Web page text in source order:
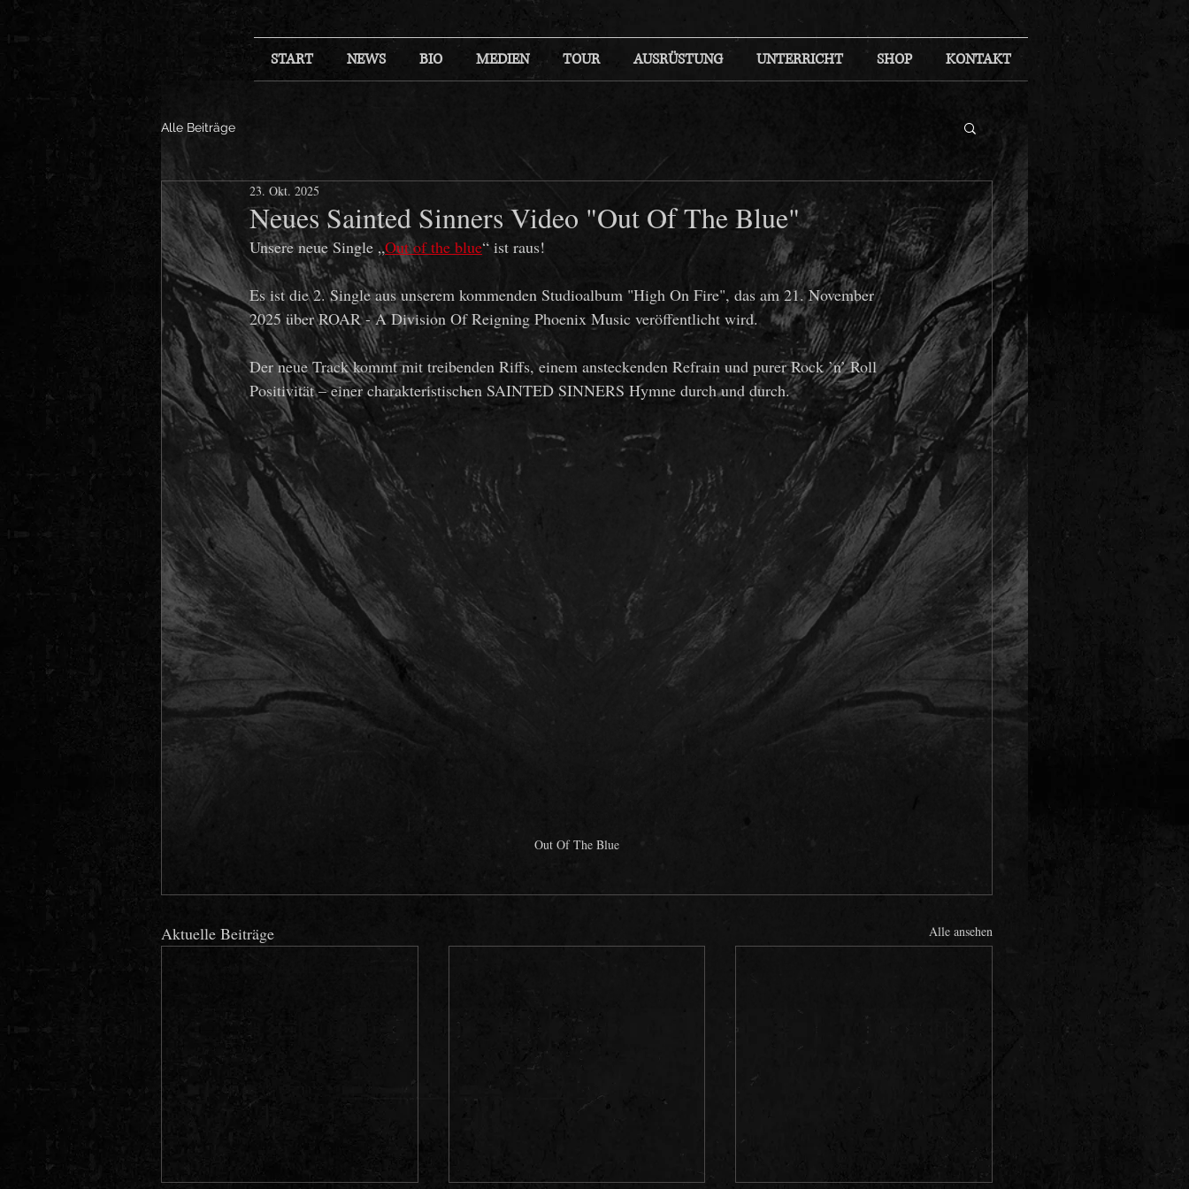
START NEWS BIO MEDIEN TOUR AUSRÜSTUNG UNTERRICHT SHOP KONTAKT
Alle Beiträge
Neues Sainted Sinners Video "Out Of The Blue"
23. Okt. 2025
Unsere neue Single „Out of the blue“ ist raus!
Es ist die 2. Single aus unserem kommenden Studioalbum "High On Fire", das am 21. November
2025 über ROAR - A Division Of Reigning Phoenix Music veröffentlicht wird.
Der neue Track kommt mit treibenden Riffs, einem ansteckenden Refrain und purer Rock ’n’ Roll
Positivität – einer charakteristischen SAINTED SINNERS Hymne durch und durch.
Out Of The Blue
Aktuelle Beiträge Alle ansehen